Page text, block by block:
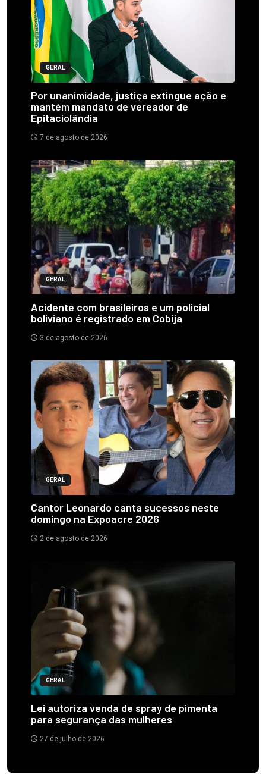
GERAL
Por unanimidade, justiça extingue ação e
mantém mandato de vereador de
Epitaciolândia
7 de agosto de 2026
GERAL
Acidente com brasileiros e um policial
boliviano é registrado em Cobija
3 de agosto de 2026
GERAL
Cantor Leonardo canta sucessos neste
domingo na Expoacre 2026
2 de agosto de 2026
GERAL
Lei autoriza venda de spray de pimenta
para segurança das mulheres
27 de julho de 2026